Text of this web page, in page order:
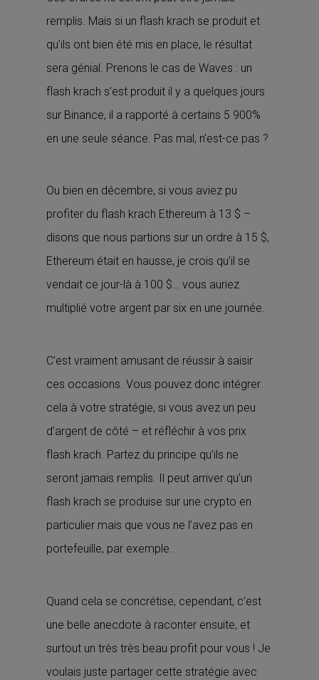
remplis. Mais si un flash krach se produit et
qu’ils ont bien été mis en place, le résultat
sera génial. Prenons le cas de Waves : un
flash krach s’est produit il y a quelques jours
sur Binance, il a rapporté à certains 5 900%
en une seule séance. Pas mal, n’est-ce pas ?
Ou bien en décembre, si vous aviez pu
profiter du flash krach Ethereum à 13 $ –
disons que nous partions sur un ordre à 15 $,
Ethereum était en hausse, je crois qu’il se
vendait ce jour-là à 100 $… vous auriez
multiplié votre argent par six en une journée.
C’est vraiment amusant de réussir à saisir
ces occasions. Vous pouvez donc intégrer
cela à votre stratégie, si vous avez un peu
d’argent de côté – et réfléchir à vos prix
flash krach. Partez du principe qu’ils ne
seront jamais remplis. Il peut arriver qu’un
flash krach se produise sur une crypto en
particulier mais que vous ne l’avez pas en
portefeuille, par exemple.
Quand cela se concrétise, cependant, c’est
une belle anecdote à raconter ensuite, et
surtout un très très beau profit pour vous ! Je
voulais juste partager cette stratégie avec